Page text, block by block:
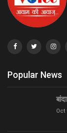
Popular News
Oct